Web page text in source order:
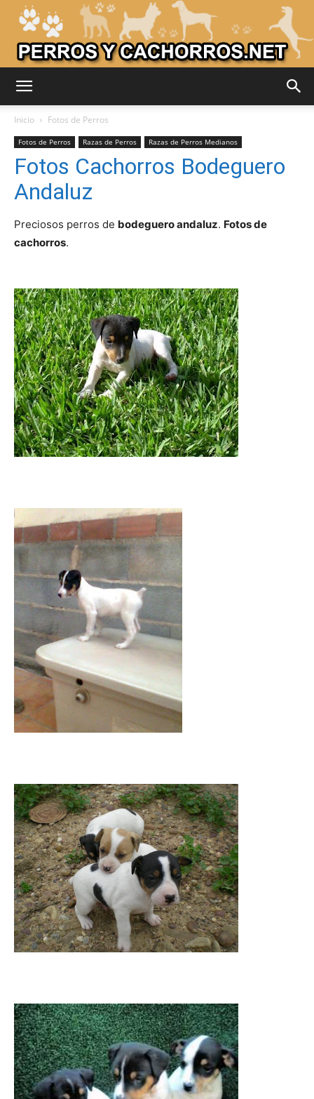
Perros
–
Razas
de
Perros
Fotos
Cachorros
Inicio Fotos de Perros
Fotos de Perros Razas de Perros Razas de Perros Medianos
Fotos Cachorros Bodeguero
Andaluz
Preciosos perros de bodeguero andaluz. Fotos de
cachorros.